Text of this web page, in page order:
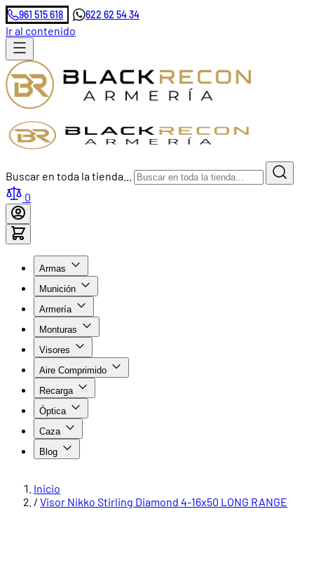
961 515 618 622 62 54 34
Ir al contenido
Buscar en toda la tienda...
0
Armas
Munición
Armería
Monturas
Visores
Aire Comprimido
Recarga
Óptica
Caza
Blog
Inicio
/ Visor Nikko Stirling Diamond 4-16x50 LONG RANGE